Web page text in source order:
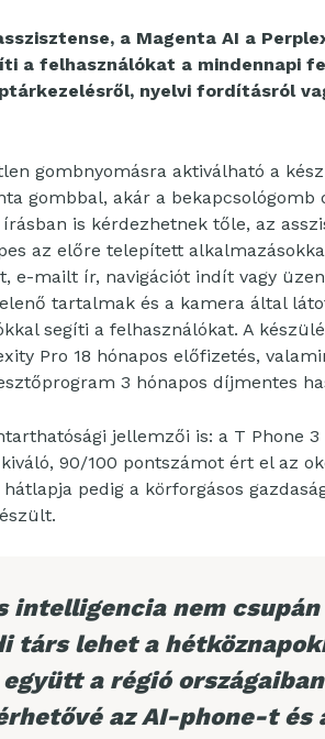
a Magenta AI a
a felhasználókat a mindennapi
nyelvi fordításról
gombnyomásra aktiválható a
gombbal, akár a bekapcsológomb
is kérdezhetnek tőle, az
az előre telepített
e-mailt ír, navigációt indít vagy
tartalmak és a kamera által
segíti a felhasználókat. A
Pro 18 hónapos előfizetés,
3 hónapos díjmentes
jellemzői is: a T Phone 3
90/100 pontszámot ért el az
pedig a körforgásos
intelligencia nem
társ lehet a
a régió
az AI-phone-t és